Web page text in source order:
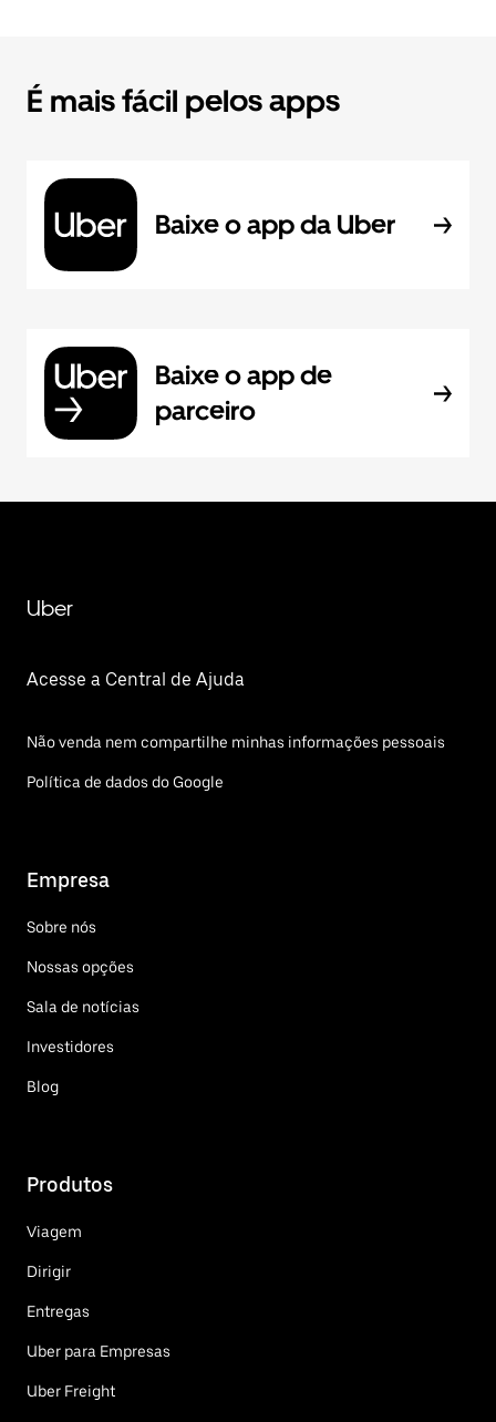
É mais fácil pelos apps
Baixe o app da Uber
Baixe o app de
parceiro
Uber
Acesse a Central de Ajuda
Não venda nem compartilhe minhas informações pessoais
Política de dados do Google
Empresa
Sobre nós
Nossas opções
Sala de notícias
Investidores
Blog
Produtos
Viagem
Dirigir
Entregas
Uber para Empresas
Uber Freight